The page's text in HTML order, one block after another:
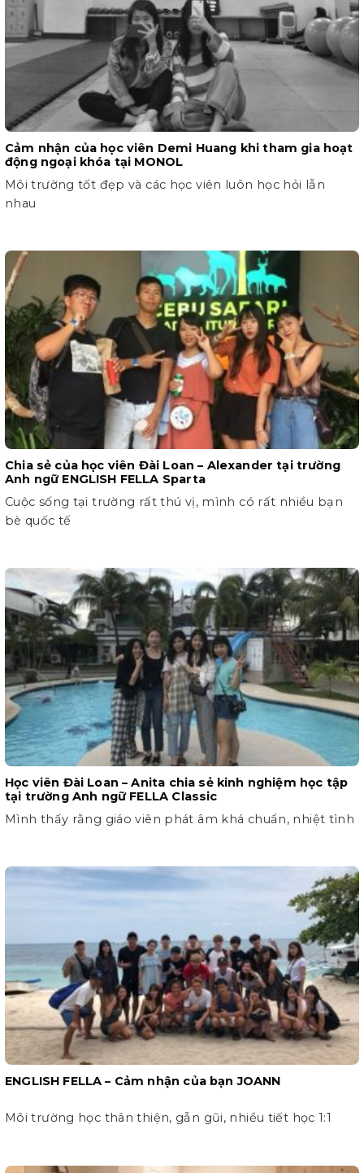
Cảm nhận của học viên Demi Huang khi tham gia hoạt
động ngoại khóa tại MONOL
Môi trường tốt đẹp và các học viên luôn học hỏi lẫn
nhau
Chia sẻ của học viên Đài Loan – Alexander tại trường
Anh ngữ ENGLISH FELLA Sparta
Cuộc sống tại trường rất thú vị, mình có rất nhiều bạn
bè quốc tế
Học viên Đài Loan – Anita chia sẻ kinh nghiệm học tập
tại trường Anh ngữ FELLA Classic
Mình thấy rằng giáo viên phát âm khá chuẩn, nhiệt tình
ENGLISH FELLA – Cảm nhận của bạn JOANN
Môi trường học thân thiện, gẫn gũi, nhiều tiết học 1:1